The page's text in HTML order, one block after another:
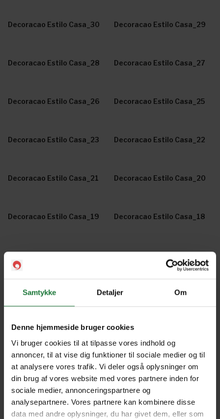
Samtykke Detaljer Om
Denne hjemmeside bruger cookies
Vi bruger cookies til at tilpasse vores indhold og
annoncer, til at vise dig funktioner til sociale medier og til
at analysere vores trafik. Vi deler også oplysninger om
din brug af vores website med vores partnere inden for
sociale medier, annonceringspartnere og
analysepartnere. Vores partnere kan kombinere disse
data med andre oplysninger, du har givet dem, eller som
Decoracao Estilo Casa_30 Decoracao Estilo Casa_29
Decoracao Estilo Casa_28 Decoracao Estilo Casa_27
Decoracao Estilo Casa_26 Decoracao Estilo Casa_25
Decoracao Estilo Casa_23 Decoracao Estilo Casa_22
Decoracao Estilo Casa_21 Decoracao Estilo Casa_20
Decoracao Estilo Casa_19 Decoracao Estilo Casa_18
Decoracao Estilo Casa_17 Decoracao Estilo Casa_15
Decoracao Estilo Casa_14 Decoracao Estilo Casa_13
Decoracao Estilo Casa_12 Decoração Estilo Casa_11
Decoração Estilo Casa_10 Decoração Estilo Casa_9
Decoração Estilo Casa_8